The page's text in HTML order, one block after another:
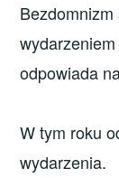
Bezdomnizm
odpowiada
W tym roku
wydarzenia.